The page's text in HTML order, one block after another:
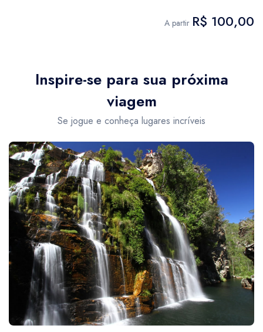
A partir R$ 100,00
Inspire-se para sua próxima
viagem
Se jogue e conheça lugares incríveis